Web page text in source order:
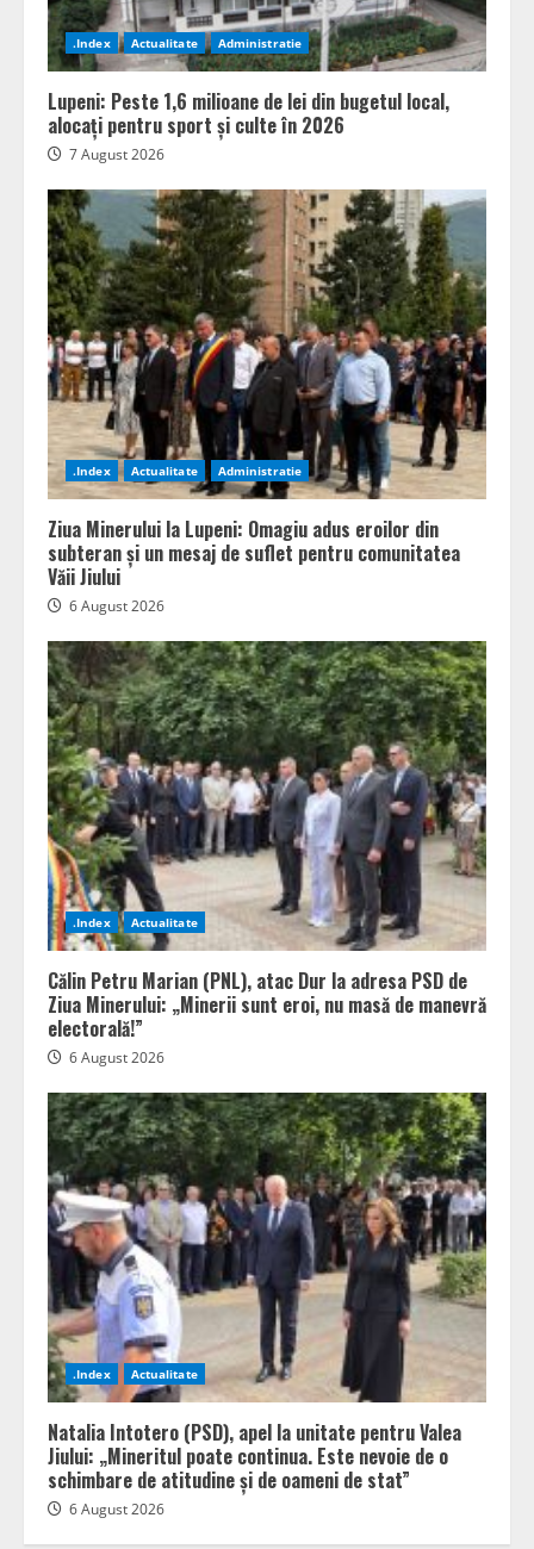
.Index Actualitate Administratie
Lupeni: Peste 1,6 milioane de lei din bugetul local,
alocați pentru sport și culte în 2026
7 August 2026
.Index Actualitate Administratie
Ziua Minerului la Lupeni: Omagiu adus eroilor din
subteran și un mesaj de suflet pentru comunitatea
Văii Jiului
6 August 2026
.Index Actualitate
Călin Petru Marian (PNL), atac Dur la adresa PSD de
Ziua Minerului: „Minerii sunt eroi, nu masă de manevră
electorală!”
6 August 2026
.Index Actualitate
Natalia Intotero (PSD), apel la unitate pentru Valea
Jiului: „Mineritul poate continua. Este nevoie de o
schimbare de atitudine și de oameni de stat”
6 August 2026